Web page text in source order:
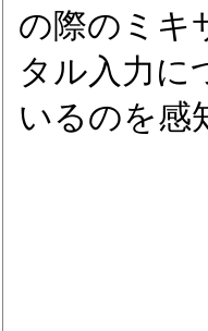
の際のミキ
タル入力に
いるのを感